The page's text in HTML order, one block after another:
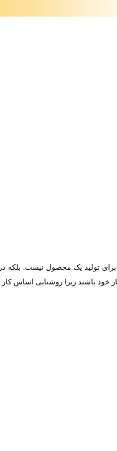
تولید یک محصول نیست. بلکه
خود باشند زیرا روشنایی اساس